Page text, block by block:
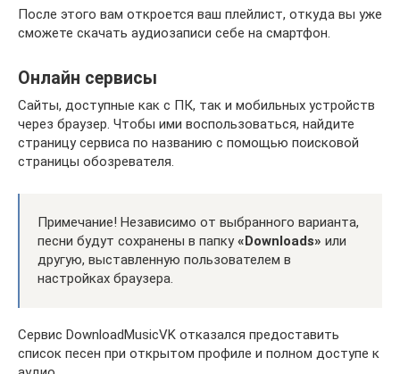
После этого вам откроется ваш плейлист, откуда вы уже
сможете скачать аудиозаписи себе на смартфон.
Онлайн сервисы
Сайты, доступные как с ПК, так и мобильных устройств
через браузер. Чтобы ими воспользоваться, найдите
страницу сервиса по названию с помощью поисковой
страницы обозревателя.
Примечание! Независимо от выбранного варианта,
песни будут сохранены в папку«Downloads» или
другую, выставленную пользователем в
настройках браузера.
Сервис DownloadMusicVK отказался предоставить
список песен при открытом профиле и полном доступе к